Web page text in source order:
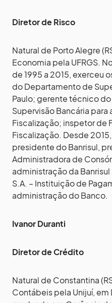
Diretor de Risco
Natural de Porto Alegre
Economia pela UFRGS.
de 1995 a 2015, exerceu
do Departamento de
Paulo; gerente técnico
Supervisão Bancária para
Fiscalização; inspetor de
Fiscalização. Desde
presidente do Banrisul,
Administradora de
administração da
S.A. – Instituição de
administração do Banco.
Ivanor Duranti
Diretor de Crédito
Natural de Constantina
Contábeis pela Unijuí,